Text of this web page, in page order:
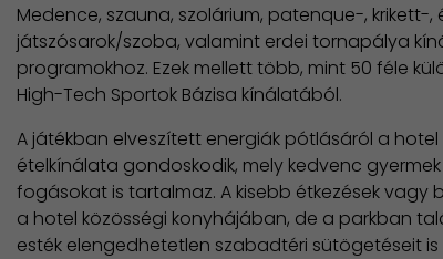
Medence, szauna, szolárium, patenque-,
játszósarok/szoba, valamint erdei tornapálya
programokhoz. Ezek mellett több, mint 50 féle
High-Tech Sportok Bázisa kínálatából.
A játékban elveszített energiák pótlásáról a
ételkínálata gondoskodik, mely kedvenc
fogásokat is tartalmaz. A kisebb étkezések
a hotel közösségi konyhájában, de a parkban
esték elengedhetetlen szabadtéri sütögetéseit is